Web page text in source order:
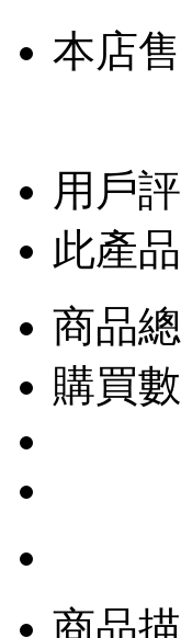
本店售
用戶
此產
商品總
購買數
商品